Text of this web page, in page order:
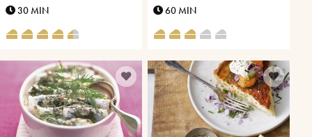
30 MIN
60 MIN